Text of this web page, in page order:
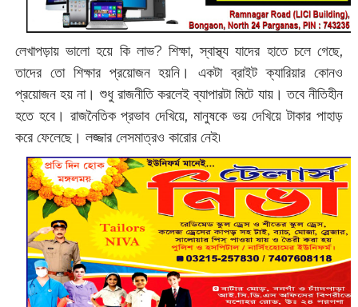
লেখাপড়ায় ভালো হয়ে কি লাভ? শিক্ষা, স্বাস্থ্য যাদের হাতে চলে গেছে,
তাদের তো শিক্ষার প্রয়োজন হয়নি। একটা ব্রাইট ক্যারিয়ার কোনও
প্রয়োজন হয় না। শুধু রাজনীতি করলেই ব্যাপারটা মিটে যায়। তবে নীতিহীন
হতে হবে। রাজনৈতিক প্রভাব দেখিয়ে, মানুষকে ভয় দেখিয়ে টাকার পাহাড়
করে ফেলেছে। লজ্জার লেসমাত্রও কারোর নেই৷